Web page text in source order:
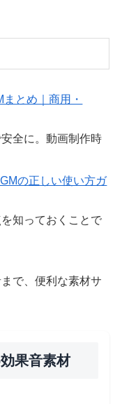
とめ｜商用・
全に。動画制作時
の正しい使い方ガ
知っておくことで
で、便利な素材サ
果音素材